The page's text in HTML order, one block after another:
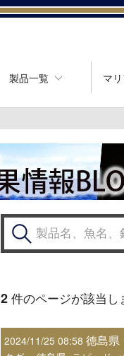
製品一覧 マ
2 件のページが該当し
2024/11/25 08:58 徳島県